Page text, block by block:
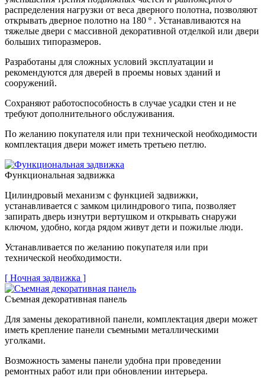
распределения нагрузки от веса дверного полотна, позволяют
открывать дверное полотно на 180 º . Устанавливаются на
тяжелые двери с массивной декоративной отделкой или двери
больших типоразмеров.
Разработаны для сложных условий эксплуатации и
рекомендуются для дверей в проемы новых зданий и
сооружений.
Сохраняют работоспособность в случае усадки стен и не
требуют дополнительного обслуживания.
По желанию покупателя или при технической необходимости
комплектация двери может иметь третьею петлю.
Функциональная задвижка
Цилиндровый механизм с функцией задвижки,
устанавливается с замком цилиндрового типа, позволяет
запирать дверь изнутри вертушком и открывать снаружи
ключом, удобно, когда рядом живут дети и пожилые люди.
Устанавливается по желанию покупателя или при
технической необходимости.
[ Ночная задвижка ]
Съемная декоративная панель
Для замены декоративной панели, комплектация двери может
иметь крепление панели съемными металлическими
уголками.
Возможность замены панели удобна при проведении
ремонтных работ или при обновлении интерьера.